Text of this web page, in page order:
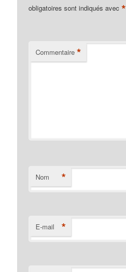
obligatoires sont indiqués avec*
Commentaire *
Nom *
E-mail *